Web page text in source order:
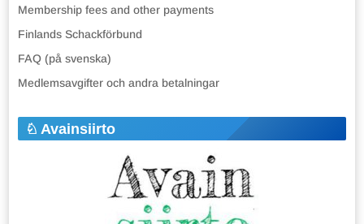
Membership fees and other payments
Finlands Schackförbund
FAQ (på svenska)
Medlemsavgifter och andra betalningar
Avainsiirto